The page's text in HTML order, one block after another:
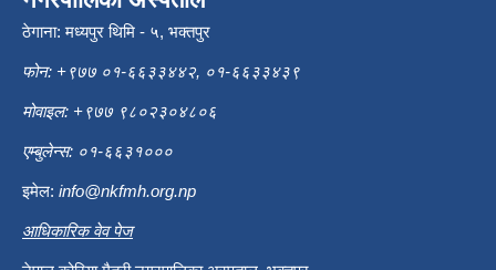
ठेगाना: मध्यपुर थिमि - ५, भक्तपुर
फोन: +९७७ ०१-६६३३४४२, ०१-६६३३४३९
मोवाइल: +९७७ ९८०२३०४८०६
एम्बुलेन्स: ०१-६६३१०००
इमेल: info@nkfmh.org.np
आधिकारिक वेव पेज